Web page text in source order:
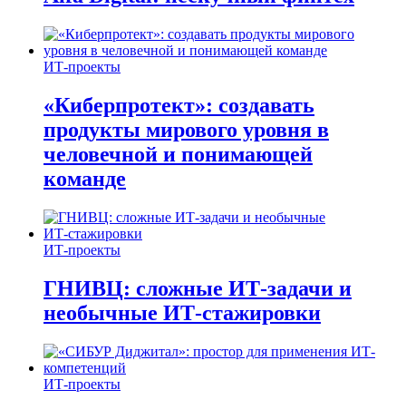
ИТ-проекты
«Киберпротект»: создавать
продукты мирового уровня в
человечной и понимающей
команде
ИТ-проекты
ГНИВЦ: сложные ИТ‑задачи и
необычные ИТ‑стажировки
ИТ-проекты